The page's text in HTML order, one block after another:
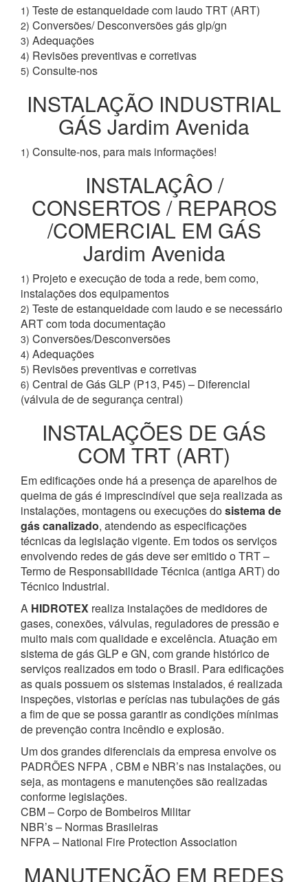
1) Teste de estanqueidade com laudo TRT (ART)
2) Conversões/ Desconversões gás glp/gn
3) Adequações
4) Revisões preventivas e corretivas
5) Consulte-nos
INSTALAÇÃO INDUSTRIAL
GÁS Jardim Avenida
1) Consulte-nos, para mais informações!
INSTALAÇÂO /
CONSERTOS / REPAROS
/COMERCIAL EM GÁS
Jardim Avenida
1) Projeto e execução de toda a rede, bem como,
instalações dos equipamentos
2) Teste de estanqueidade com laudo e se necessário
ART com toda documentação
3) Conversões/Desconversões
4) Adequações
5) Revisões preventivas e corretivas
6) Central de Gás GLP (P13, P45) – Diferencial
(válvula de de segurança central)
INSTALAÇÕES DE GÁS
COM TRT (ART)
Em edificações onde há a presença de aparelhos de
queima de gás é imprescindível que seja realizada as
instalações, montagens ou execuções dosistema de
gás canalizado, atendendo as especificações
técnicas da legislação vigente. Em todos os serviços
envolvendo redes de gás deve ser emitido o TRT –
Termo de Responsabilidade Técnica (antiga ART) do
Técnico Industrial.
A HIDROTEX realiza instalações de medidores de
gases, conexões, válvulas, reguladores de pressão e
muito mais com qualidade e excelência. Atuação em
sistema de gás GLP e GN, com grande histórico de
serviços realizados em todo o Brasil. Para edificações
as quais possuem os sistemas instalados, é realizada
inspeções, vistorias e perícias nas tubulações de gás
a fim de que se possa garantir as condições mínimas
de prevenção contra incêndio e explosão.
Um dos grandes diferenciais da empresa envolve os
PADRÕES NFPA , CBM e NBR’s nas instalações, ou
seja, as montagens e manutenções são realizadas
conforme legislações.
CBM – Corpo de Bombeiros Militar
NBR’s – Normas Brasileiras
NFPA – National Fire Protection Association
MANUTENÇÃO EM REDES